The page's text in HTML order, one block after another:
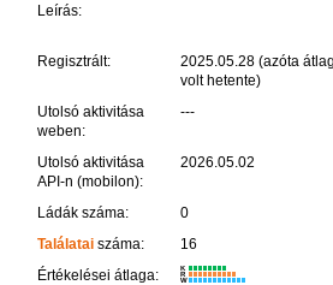
Leírás:
Regisztrált:
2025.05.28 (azóta
volt hetente)
Utolsó aktivitása
weben:
---
Utolsó aktivitása
API-n (mobilon):
2026.05.02
Ládák száma:
0
Találataiszáma:
16
Értékelései átlaga:
K
R
W